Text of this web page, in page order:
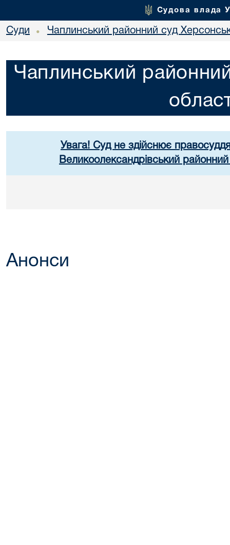
Судова влада
Суди • Чаплинський районний суд
Чаплинський
Увага! Суд не здійснює
Великоолександрівський
Анонси